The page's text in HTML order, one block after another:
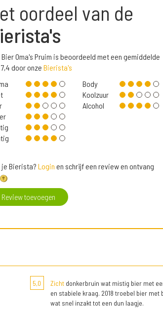
oordeel van de
Bier Oma's Pruim is beoordeeld met een gemiddelde
door onze Bierista's
Body
Koolzuur
Alcohol
je Bierista? Login en schrijf een review en ontvang
Review toevoegen
5,0 Zichtdonkerbruin wat mistig bier met
en stabiele kraag. 2018 troebel bier met
wat snel inzakt tot een dun laagje.